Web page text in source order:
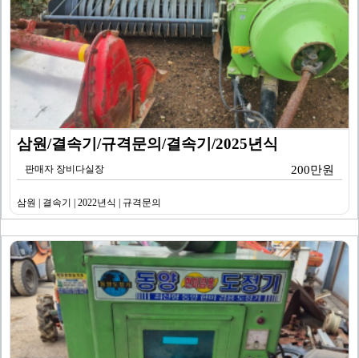
삼원/결속기/규격문의/결속기/2025년식
판매자 장비다실장 200만원
삼원 | 결속기 | 2022년식 | 규격문의